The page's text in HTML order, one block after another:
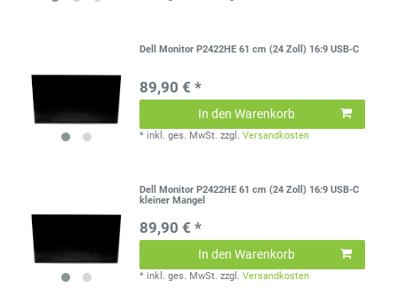
Dell Monitor P2422HE 61 cm (24 Zoll) 16:9 USB-C
89,90 € *
In den Warenkorb
* inkl. ges. MwSt. zzgl.Versandkosten
Dell Monitor P2422HE 61 cm (24 Zoll) 16:9 USB-C
kleiner Mangel
89,90 € *
In den Warenkorb
* inkl. ges. MwSt. zzgl.Versandkosten